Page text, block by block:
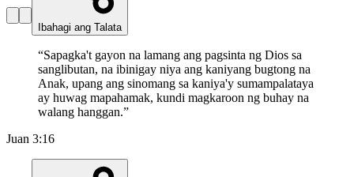
Ibahagi ang Talata
“Sapagka't gayon na lamang ang pagsinta ng Dios sa
sanglibutan, na ibinigay niya ang kaniyang bugtong na
Anak, upang ang sinomang sa kaniya'y sumampalataya
ay huwag mapahamak, kundi magkaroon ng buhay na
walang hanggan.”
Juan 3:16